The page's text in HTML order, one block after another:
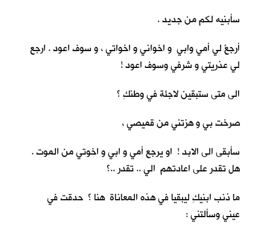
سأبنيه لكم من جديد .
أرجعْ لي أمي وابي و اخواني و اخواتي ، و سوف اعود . ارجع
لي عذريتي و شرفي وسوف اعود !
الى متى ستبقين لاجئة في وطنكِ ؟
صرخت بي و هزتني من قميصي ،
سأبقى الى الابد ! او يرجع أمي و ابي و اخوتي من الموت .
هل تقدر على اعادتهم الي .. تقدر ..؟
ما ذنب ابنيكِ ليبقيا في هذه المعاناة هنا ؟ حدقت في
عيني وسألتني :